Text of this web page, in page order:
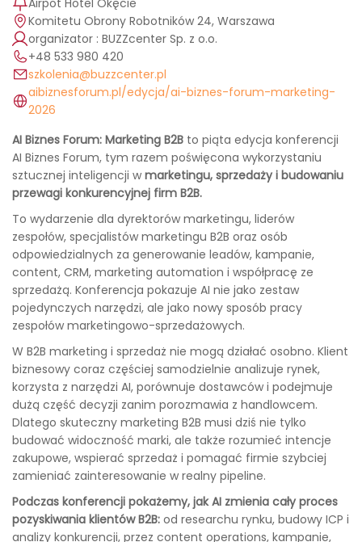
Komitetu Obrony Robotników 24, Warszawa
organizator : BUZZcenter Sp. z o.o.
+48 533 980 420
szkolenia@buzzcenter.pl
aibiznesforum.pl/edycja/ai-biznes-forum-marketing-
2026
AI Biznes Forum: Marketing B2B to piąta edycja konferencji
AI Biznes Forum, tym razem poświęcona wykorzystaniu
sztucznej inteligencji w marketingu, sprzedaży i budowaniu
przewagi konkurencyjnej firm B2B.
To wydarzenie dla dyrektorów marketingu, liderów
zespołów, specjalistów marketingu B2B oraz osób
odpowiedzialnych za generowanie leadów, kampanie,
content, CRM, marketing automation i współpracę ze
sprzedażą. Konferencja pokazuje AI nie jako zestaw
pojedynczych narzędzi, ale jako nowy sposób pracy
zespołów marketingowo-sprzedażowych.
W B2B marketing i sprzedaż nie mogą działać osobno. Klient
biznesowy coraz częściej samodzielnie analizuje rynek,
korzysta z narzędzi AI, porównuje dostawców i podejmuje
dużą część decyzji zanim porozmawia z handlowcem.
Dlatego skuteczny marketing B2B musi dziś nie tylko
budować widoczność marki, ale także rozumieć intencje
zakupowe, wspierać sprzedaż i pomagać firmie szybciej
zamieniać zainteresowanie w realny pipeline.
Podczas konferencji pokażemy, jak AI zmienia cały proces
pozyskiwania klientów B2B: od researchu rynku, budowy ICP i
analizy konkurencji, przez content operations, kampanie,